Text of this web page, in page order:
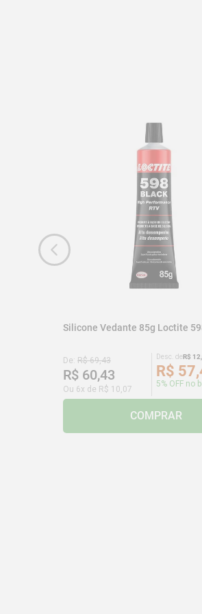
Silicone Vedante 85g Loctite
De:R$ 69,43
R$ 60,43
Ou 6x de R$ 10 07
Desc. deR$ 12
R$ 57,
5% OFF no
COMPRAR